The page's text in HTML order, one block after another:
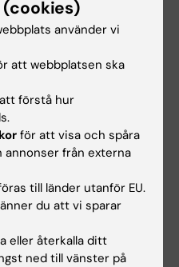
(cookies)
använder vi
att webbplatsen ska
förstå hur
för att visa och spåra
annonser från externa
till länder utanför EU.
du att vi sparar
eller återkalla ditt
ned till vänster på